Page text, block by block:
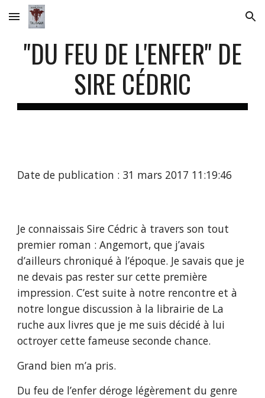
Skip to main content Skip to navigation
"DU FEU DE L'ENFER" DE
SIRE CÉDRIC
Date de publication : 31 mars 2017 11:19:46
Je connaissais Sire Cédric à travers son tout
premier roman : Angemort, que j’avais
d’ailleurs chroniqué à l’époque. Je savais que je
ne devais pas rester sur cette première
impression. C’est suite à notre rencontre et à
notre longue discussion à la librairie de La
ruche aux livres que je me suis décidé à lui
octroyer cette fameuse seconde chance.
Grand bien m’a pris.
Du feu de l’enfer déroge légèrement du genre